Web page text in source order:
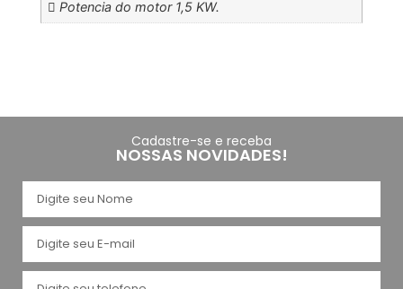
 Potencia do motor 1,5 KW.
Cadastre-se e receba
NOSSAS NOVIDADES!